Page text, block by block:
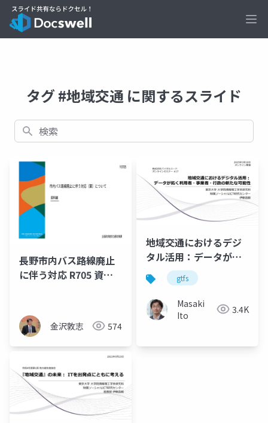
タグ #地域交通 に関するスライド
検索
長野市内バス路線廃止
に伴う対応 R705 資料
金沢敦志 574
地域交通におけるデジ
タル活用：データが拓
く利用者・事業者・行
政の新たな可能性
gtfs
Masaki
Ito
3.4K